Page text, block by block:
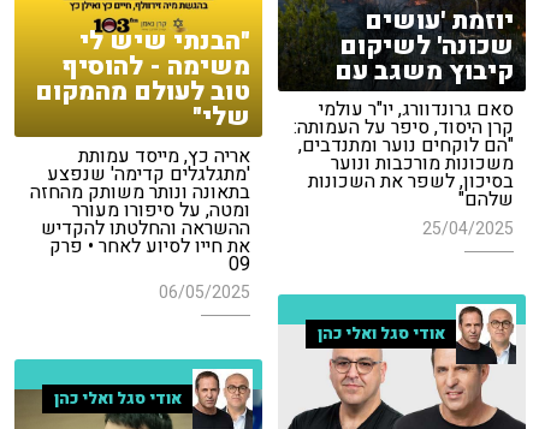
"הבנתי שיש לי
משימה - להוסיף
טוב לעולם מהמקום
שלי"
אריה כץ, מייסד עמותת
'מתגלגלים קדימה' שנפצע
בתאונה ונותר משותק מהחזה
ומטה, על סיפורו מעורר
ההשראה והחלטתו להקדיש
את חייו לסיוע לאחר • פרק
09
06/05/2025
יוזמת 'עושים
שכונה' לשיקום
קיבוץ משגב עם
סאם גרונדוורג, יו"ר עולמי
קרן היסוד, סיפר על העמותה:
"הם לוקחים נוער ומתנדבים,
משכונות מורכבות ונוער
בסיכון, לשפר את השכונות
שלהם"
25/04/2025
אודי סגל ואלי כהן
אודי סגל ואלי כהן